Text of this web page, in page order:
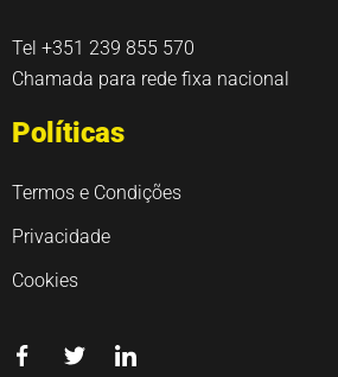
Tel +351 239 855 570
Chamada para rede fixa nacional
Políticas
Termos e Condições
Privacidade
Cookies